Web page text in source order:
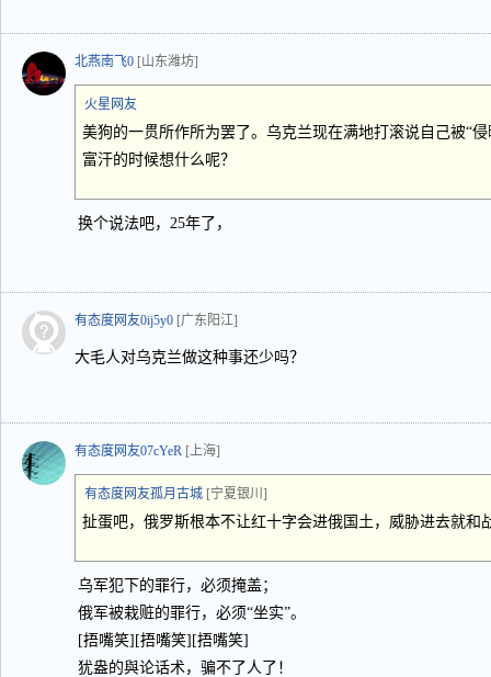
北燕南飞0 [山东潍坊]
火星网友
美狗的一贯所作所为罢了。乌克兰现在满地打滚说自己被“
富汗的时候想什么呢？
换个说法吧，25年了，
有态度网友0ij5y0 [广东阳江]
大毛人对乌克兰做这种事还少吗？
有态度网友07cYeR [上海]
有态度网友孤月古城 [宁夏银川]
扯蛋吧，俄罗斯根本不让红十字会进俄国土，威胁进去就和
乌军犯下的罪行，必须掩盖；
俄军被栽赃的罪行，必须“坐实”。
[捂嘴笑][捂嘴笑][捂嘴笑]
犹盎的與论话术，骗不了人了！